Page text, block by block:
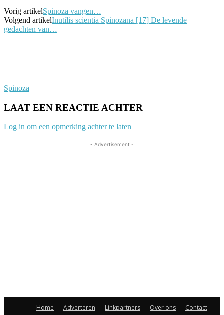
Vorig artikelSpinoza vangen…
Volgend artikelInutilis scientia Spinozana [17] De levende
gedachten van…
Spinoza
LAAT EEN REACTIE ACHTER
Log in om een opmerking achter te laten
- Advertisement -
Home Adverteren Linkpartners Over ons
Contact